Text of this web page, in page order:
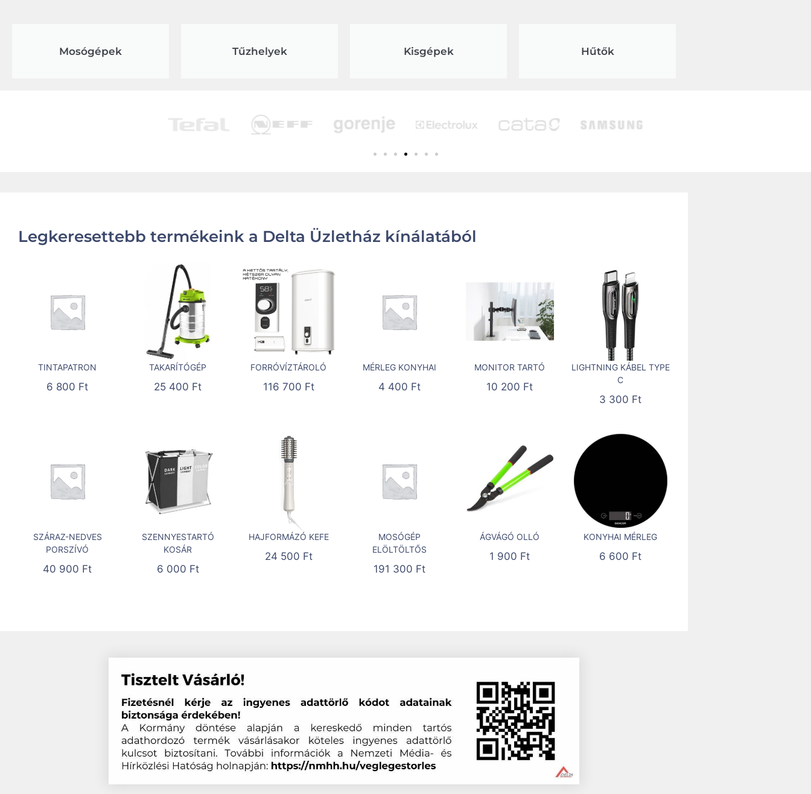
Mosógépek Tűzhelyek Kisgépek Hűtők
Legkeresettebb termékeink a Delta Üzletház kínálatából
TINTAPATRON
6 800 Ft
TAKARÍTÓGÉP
25 400 Ft
FORRÓVÍZTÁROLÓ
116 700 Ft
MÉRLEG KONYHAI
4 400 Ft
MONITOR TARTÓ
10 200 Ft
LIGHTNING KÁBEL TYPE
C
3 300 Ft
SZÁRAZ-NEDVES
PORSZÍVÓ
40 900 Ft
SZENNYESTARTÓ
KOSÁR
6 000 Ft
HAJFORMÁZÓ KEFE
24 500 Ft
MOSÓGÉP
ELÖLTÖLTŐS
191 300 Ft
ÁGVÁGÓ OLLÓ
1 900 Ft
KONYHAI MÉRLEG
6 600 Ft